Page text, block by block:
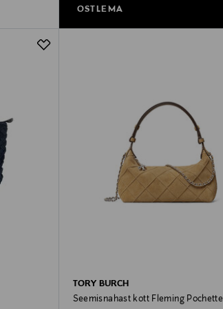
OSTLEMA
TORY BURCH
Seemisnahast kott Fleming Pochette